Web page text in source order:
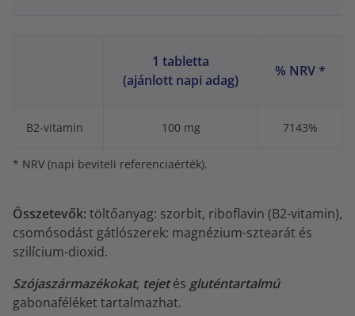
1 tabletta
(ajánlott napi adag)
% NRV *
B2-vitamin 100 mg 7143%
* NRV (napi beviteli referenciaérték).
Összetevők: töltőanyag: szorbit, riboflavin (B2-vitamin),
csomósodást gátlószerek: magnézium-sztearát és
szilícium-dioxid.
Szójaszármazékokat, tejetés gluténtartalmú
gabonaféléket tartalmazhat.